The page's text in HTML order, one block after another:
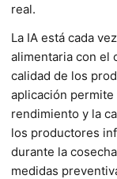
real.
La IA está cada
alimentaria con el
calidad de los
aplicación
rendimiento y la
los productores
durante la
medidas